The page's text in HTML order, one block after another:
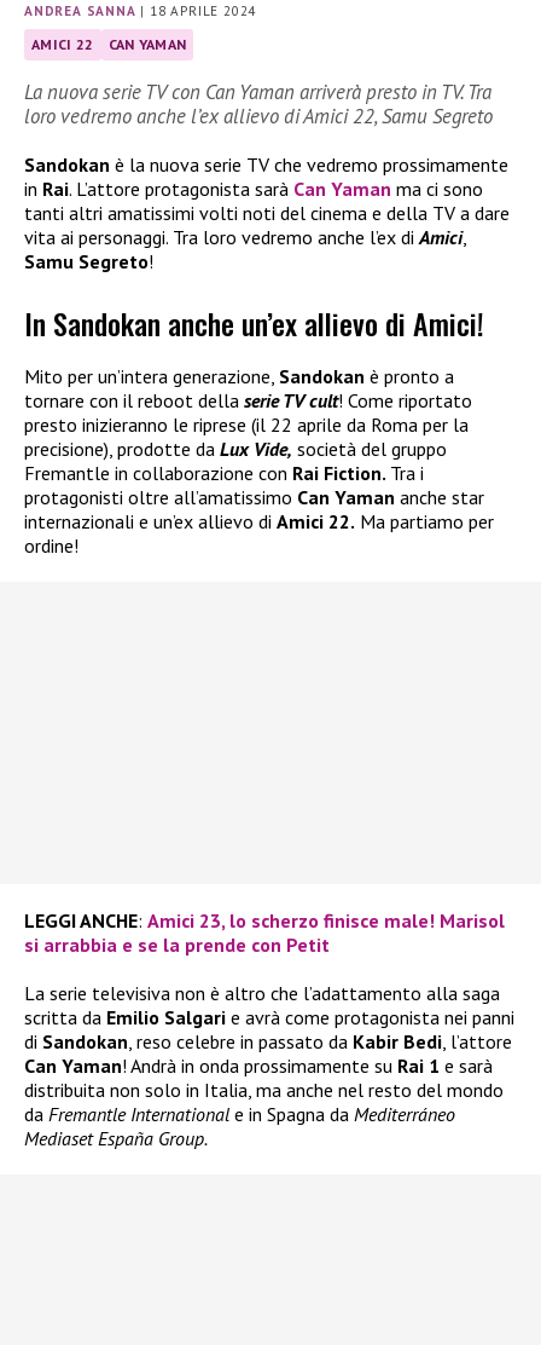
ANDREA SANNA | 18 APRILE 2024
AMICI 22 CAN YAMAN
La nuova serie TV con Can Yaman arriverà presto in TV. Tra
loro vedremo anche l’ex allievo di Amici 22, Samu Segreto
Sandokan è la nuova serie TV che vedremo prossimamente
in Rai. L’attore protagonista sarà Can Yaman ma ci sono
tanti altri amatissimi volti noti del cinema e della TV a dare
vita ai personaggi. Tra loro vedremo anche l’ex diAmici,
Samu Segreto!
In Sandokan anche un’ex allievo di Amici!
Mito per un’intera generazione, Sandokan è pronto a
tornare con il reboot della serie TV cult! Come riportato
presto inizieranno le riprese (il 22 aprile da Roma per la
precisione), prodotte da Lux Vide, società del gruppo
Fremantle in collaborazione con Rai Fiction. Tra i
protagonisti oltre all’amatissimo Can Yaman anche star
internazionali e un’ex allievo di Amici 22. Ma partiamo per
ordine!
LEGGI ANCHE: Amici 23, lo scherzo finisce male! Marisol
si arrabbia e se la prende con Petit
La serie televisiva non è altro che l’adattamento alla saga
scritta da Emilio Salgari e avrà come protagonista nei panni
di Sandokan , reso celebre in passato da Kabir Bedi , l’attore
Can Yaman! Andrà in onda prossimamente su Rai 1 e sarà
distribuita non solo in Italia, ma anche nel resto del mondo
da Fremantle International e in Spagna da Mediterráneo
Mediaset España Group.